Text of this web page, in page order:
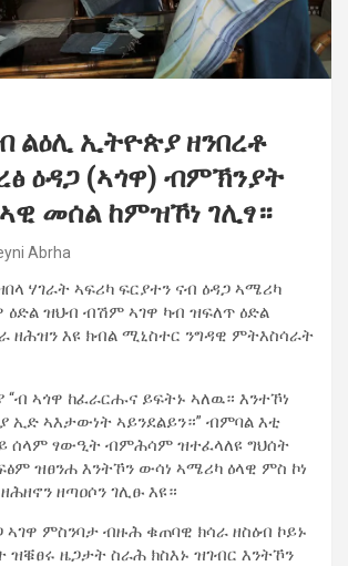
ልዕሊ ኢትዮጵያ ዘንበረቶ
ዕዳጋ (ኣጎዋ) ብምኽንያት
መሰል ከምዝኾነ ገሊፃ።
Abrha
ሃገራት ኣፍሪካ ፍርያተን ናብ ዕዳጋ ኣሜሪካ
ዕድል ዝህብ ብሽም ኣገዋ ካብ ዝፍለጥ ዕድል
ዘሕዝን እዩ ክብል ሚኒስተር ንግዳዊ ምትእስሳራት
ኣጎዋ ከፈራርሑና ይፍትኑ ኣለዉ። እንተኾነ
ኢድ ኣእታውነት ኣይንደልይን።” ብምባል እቲ
ሰላም ፃውዒት ብምሕሳም ዝተፈላለዩ ግህሰት
ዝፀንሐ እንትኾን ውሳነ ኣሜሪካ ዕላዊ ምስ ኮነ
ዘጣዐሶን ገሊፁ እዩ።
ኣገዋ ምስንባታ ብዙሕ ቁጠባዊ ክሳራ ዘስዕብ ኮይኑ
ዜጋታት ስራሕ ክስእኑ ዝገብር እንትኾን